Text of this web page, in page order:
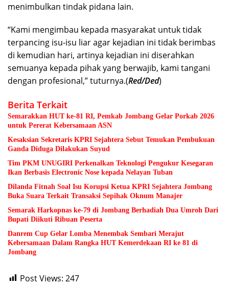
menimbulkan tindak pidana lain.
“Kami mengimbau kepada masyarakat untuk tidak
terpancing isu-isu liar agar kejadian ini tidak berimbas
di kemudian hari, artinya kejadian ini diserahkan
semuanya kepada pihak yang berwajib, kami tangani
dengan profesional,” tuturnya.(Red/Ded)
Berita Terkait
Semarakkan HUT ke-81 RI, Pemkab Jombang Gelar Porkab 2026
untuk Pererat Kebersamaan ASN
Kesaksian Sekretaris KPRI Sejahtera Sebut Temukan Pembukuan
Ganda Diduga Dilakukan Suyud
Tim PKM UNUGIRI Perkenalkan Teknologi Pengukur Kesegaran
Ikan Berbasis Electronic Nose kepada Nelayan Tuban
Dilanda Fitnah Soal Isu Korupsi Ketua KPRI Sejahtera Jombang
Buka Suara Terkait Transaksi Sepihak Oknum Manajer
Semarak Harkopnas ke-79 di Jombang Berhadiah Dua Umroh Dari
Bupati Diikuti Ribuan Peserta
Danrem Cup Gelar Lomba Menembak Sembari Merajut
Kebersamaan Dalam Rangka HUT Kemerdekaan RI ke 81 di
Jombang
Post Views: 247